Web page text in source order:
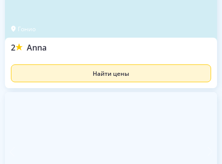
Гонио
2 Anna
Найти цены